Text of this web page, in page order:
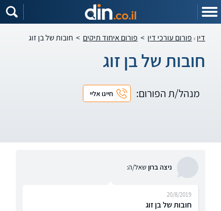
דין פורום עורכי דין > פורום איחוד תיקים > חובות של בן זוג
חובות של בן זוג
מנהל/ת הפורום: חייגו אליי
ניצה ברוןשאל/ה:
חובות של בן זוג
20/8/2019